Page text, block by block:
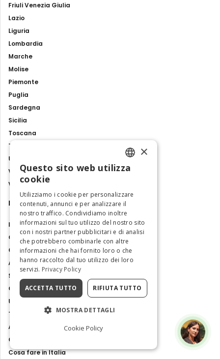
Friuli Venezia Giulia
Lazio
Liguria
Lombardia
Marche
Molise
Piemonte
Puglia
Sardegna
Sicilia
Toscana
Trentino-Alto Adige
Umbria
Valle d'Aosta
Veneto
Magazine
Italia come un local
Gemme nascoste
Come arrivare
Attrazioni e tour
Siti Unesco
Guide di Viaggio
Ultime notizie
Tour ed Esperienze
Arte e cultura
Cibo e sapori
Cosa fare in Italia
ENGLISH
ITALIAN
×
Questo sito web utilizza
cookie
Utilizziamo i cookie per personalizzare
contenuti, annunci e per analizzare il
nostro traffico. Condividiamo inoltre
informazioni sul tuo utilizzo del nostro sito
con i nostri partner pubblicitari e di analisi
che potrebbero combinarle con altre
informazioni che hai fornito loro o che
hanno raccolto dal tuo utilizzo dei loro
servizi. Privacy Policy
ACCETTA TUTTO RIFIUTA TUTTO
MOSTRA DETTAGLI
Cookie Policy